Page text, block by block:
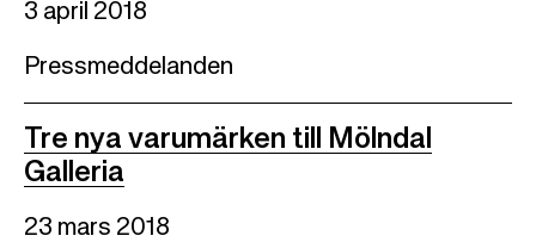
3 april 2018
Pressmeddelanden
Tre nya varumärken till Mölndal
Galleria
23 mars 2018